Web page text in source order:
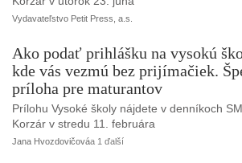
Vydavateľstvo Petit Press, a.s.
Ako podať prihlášku na vysokú
kde vás vezmú bez prijímačiek.
príloha pre maturantov
Prílohu Vysoké školy nájdete v denníkoch
Korzár v stredu 11. februára
Jana Hvozdovičováa 1 ďalší